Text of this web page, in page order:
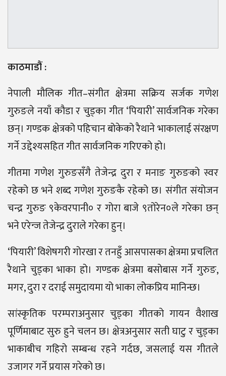
काठमाडौं :
नेपाली मौलिक गीत–संगीत क्षेत्रमा सक्रिय सर्जक गणेश
गुरुङले नयाँ कौडा र चुड्का गीत ‘पियारी’ सार्वजनिक गरेका
छन्। गण्डक क्षेत्रको पहिचान बोकेको रैथाने भाकालाई संरक्षण
गर्ने उद्देश्यसहित गीत सार्वजनिक गरिएको हो।
गीतमा गणेश गुरुङसँगै तेजेन्द्र दुरा र मनाङ गुरुङको स्वर
रहेको छ भने शब्द गणेश गुरुङकै रहेको छ। संगीत संयोजन
चन्द्र गुरुङ ९केवरपानी० र गोरा बाजे ९तोरेन०ले गरेका छन्
भने एरेन्ज तेजेन्द्र दुराले गरेका हुन्।
‘पियारी’ विशेषगरी गोरखा र तनहुँ आसपासका क्षेत्रमा प्रचलित
रैथाने चुड्का भाका हो। गण्डक क्षेत्रमा बसोबास गर्ने गुरुङ,
मगर, दुरा र दराई समुदायमा यो भाका लोकप्रिय मानिन्छ।
सांस्कृतिक परम्पराअनुसार चुड्का गीतको गायन वैशाख
पूर्णिमाबाट सुरु हुने चलन छ। क्षेत्रअनुसार सती घाटु र चुड्का
भाकाबीच गहिरो सम्बन्ध रहने गर्दछ, जसलाई यस गीतले
उजागर गर्ने प्रयास गरेको छ।